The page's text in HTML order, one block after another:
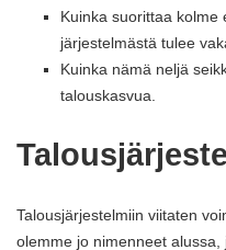
Kuinka suorittaa kolme
järjestelmästä tulee
Kuinka nämä neljä
talouskasvua.
Talousjärjestelmiin viitaten
olemme jo nimenneet